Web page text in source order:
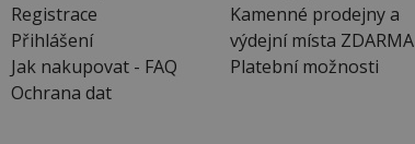
Registrace
Přihlášení
Jak nakupovat - FAQ
Ochrana dat
Kamenné prodejny a
výdejní místa ZDARMA
Platební možnosti